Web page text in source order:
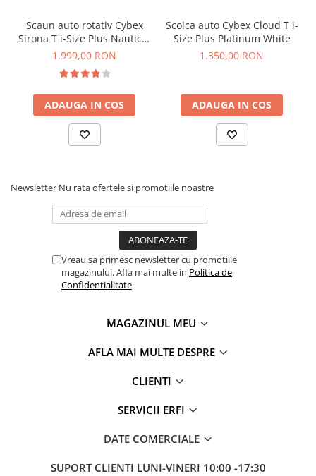
cat si cu scaunul auto Sirona G i-Size, garantand protectie si
versatilitate pe termen lung.
Protectie laterala optimizata
Sistemul integrat de protectie la impact lateral reduce
efectele coliziunilor laterale cu aproximativ 15%, oferindu-le
parintilor un plus de liniste, stiind ca micutul lor este si mai
bine protejat in fiecare calatorie.
Scaun auto rotativ Cybex
Sirona T i-Size Plus Nautical
Blue
1.999,00 RON
ADAUGA IN COS
Scoica auto Cybex Cloud T i-
Size Plus Platinum White
1.350,00 RON
ADAUGA IN COS
Newsletter Nu rata ofertele si promotiile noastre
Vreau sa primesc newsletter cu promotiile
magazinului. Afla mai multe in Politica de
Confidentialitate
MAGAZINUL MEU
AFLA MAI MULTE DESPRE
CLIENTI
SERVICII ERFI
DATE COMERCIALE
SUPORT CLIENTI LUNI-VINERI 10:00 -17:30